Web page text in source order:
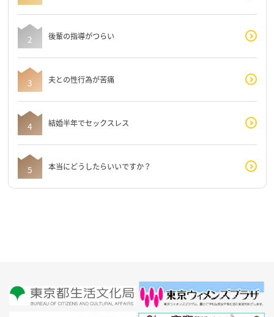
後輩の指導がつらい
夫との性行為が苦痛
結婚半年でセックスレス
本当にどうしたらいいですか？